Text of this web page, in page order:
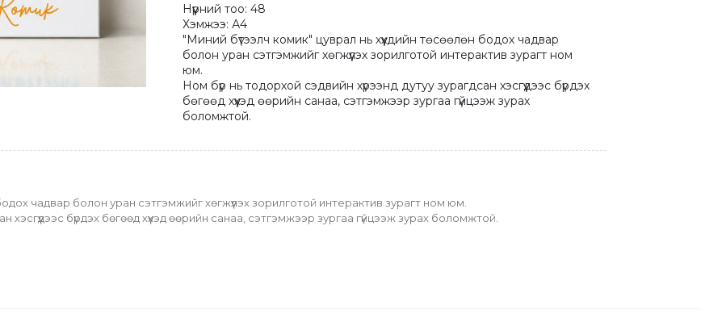
Нүүрний тоо: 48
Хэмжээ: А4
"Миний бүтээлч комик" цуврал нь хүүхдийн төсөөлөн бодох чадвар
болон уран сэтгэмжийг хөгжүүлэх зорилготой интерактив зурагт ном
юм.
Ном бүр нь тодорхой сэдвийн хүрээнд дутуу зурагдсан хэсгүүдээс бүрдэх
бөгөөд хүүхэд өөрийн санаа, сэтгэмжээр зургаа гүйцээж зурах
боломжтой.
чадвар болон уран сэтгэмжийг хөгжүүлэх зорилготой интерактив зурагт ном юм.
бүрдэх бөгөөд хүүхэд өөрийн санаа, сэтгэмжээр зургаа гүйцээж зурах боломжтой.